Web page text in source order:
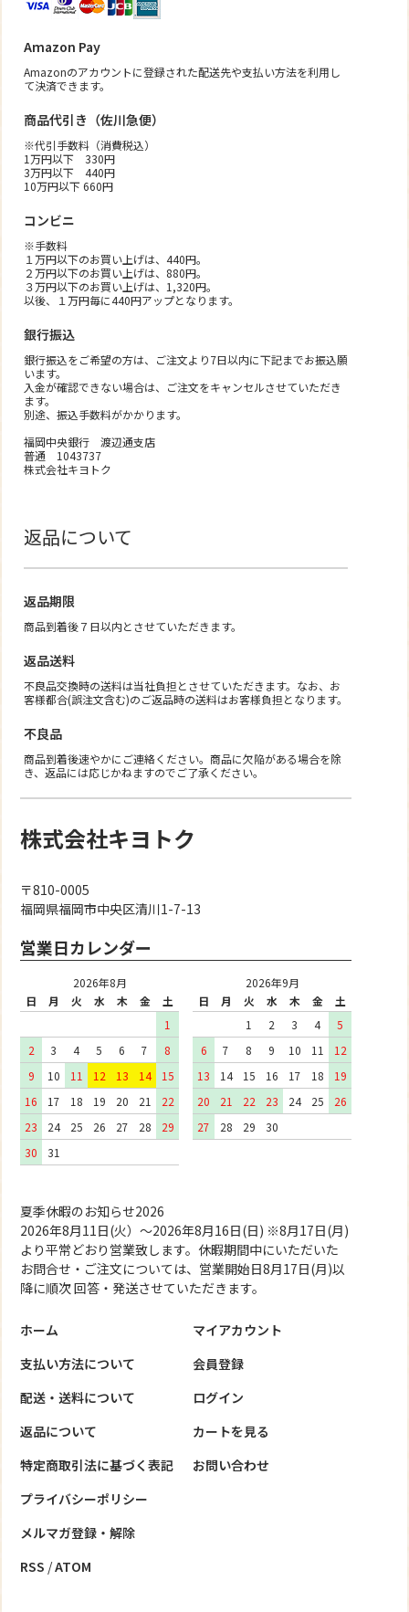
Amazon Pay
Amazonのアカウントに登録された配送先や支払い方法を利用し
て決済できます。
商品代引き（佐川急便）
※代引手数料（消費税込）
1万円以下 330円
3万円以下 440円
10万円以下 660円
コンビニ
※手数料
１万円以下のお買い上げは、440円。
２万円以下のお買い上げは、880円。
３万円以下のお買い上げは、1,320円。
以後、１万円毎に440円アップとなります。
銀行振込
銀行振込をご希望の方は、ご注文より7日以内に下記までお振込願
います。
入金が確認できない場合は、ご注文をキャンセルさせていただき
ます。
別途、振込手数料がかかります。
福岡中央銀行 渡辺通支店
普通 1043737
株式会社キヨトク
返品について
返品期限
商品到着後７日以内とさせていただきます。
返品送料
不良品交換時の送料は当社負担とさせていただきます。なお、お
客様都合(誤注文含む)のご返品時の送料はお客様負担となります。
不良品
商品到着後速やかにご連絡ください。商品に欠陥がある場合を除
き、返品には応じかねますのでご了承ください。
株式会社キヨトク
〒810-0005
福岡県福岡市中央区清川1-7-13
営業日カレンダー
2026年8月
日
月 火 水 木 金
土
1
2
3 4 5 6 7
8
9
10 11 12 13 14
15
16
17 18 19 20 21
22
23
24 25 26 27 28
29
30
31
2026年9月
日
月 火 水 木 金
土
1
2 3 4
5
6
7 8 9 10 11
12
13
14 15 16 17 18
19
20
21 22 23 24 25
26
27
28 29 30
夏季休暇のお知らせ2026
2026年8月11日(火）～2026年8月16日(日) ※8月17日(月)
より平常どおり営業致します。休暇期間中にいただいた
お問合せ・ご注文については、営業開始日8月17日(月)以
降に順次 回答・発送させていただきます。
ホーム
支払い方法について
配送・送料について
返品について
特定商取引法に基づく表記
プライバシーポリシー
メルマガ登録・解除
RSS /ATOM
マイアカウント
会員登録
ログイン
カートを見る
お問い合わせ